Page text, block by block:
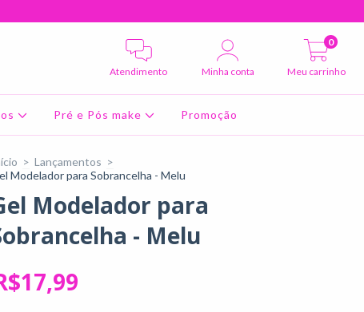
Atendimento Minha conta Meu carrinho
0
Pré e Pós make Promoção
> Lançamentos >
Modelador para Sobrancelha - Melu
Modelador para
- Melu